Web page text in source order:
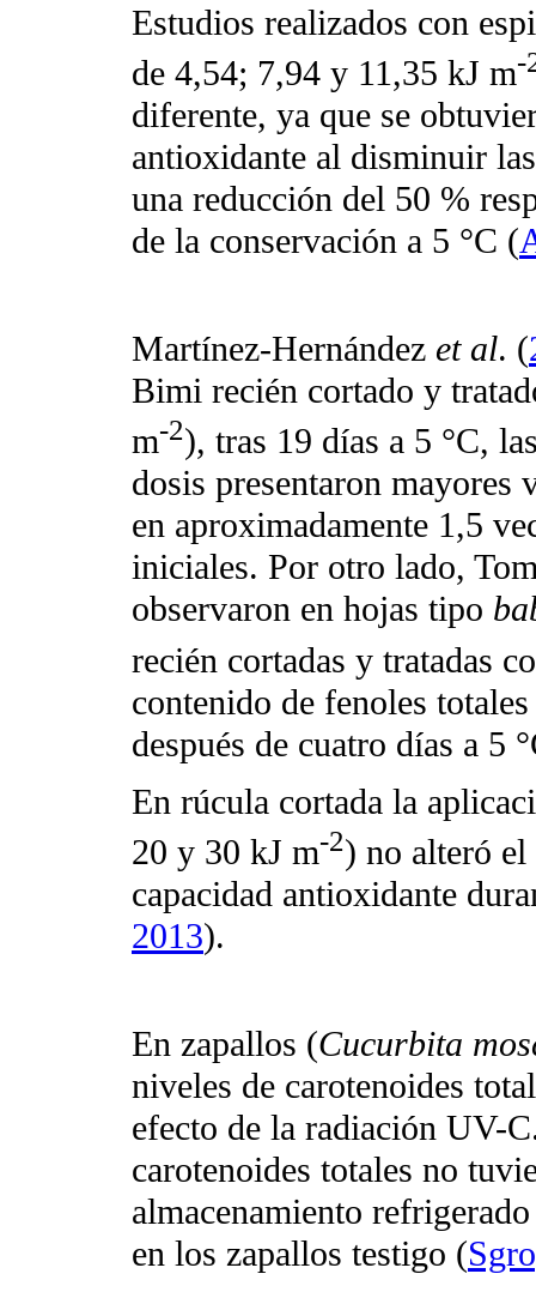
Estudios realizados con
de 4,54; 7,94 y 11,35 kJ m-
diferente, ya que se
antioxidante al disminuir
una reducción del 50 %
de la conservación a 5 °C (
Martínez-Hernández et al. (
Bimi recién cortado y
m-2), tras 19 días a 5 °C,
dosis presentaron mayores
en aproximadamente 1,5
iniciales. Por otro lado,
observaron en hojas tipo
recién cortadas y tratadas
contenido de fenoles
después de cuatro días a 5
En rúcula cortada la
20 y 30 kJ m-2) no alteró
capacidad antioxidante
2013).
En zapallos (Cucurbita
niveles de carotenoides
efecto de la radiación UV-
carotenoides totales no
almacenamiento
en los zapallos testigo (